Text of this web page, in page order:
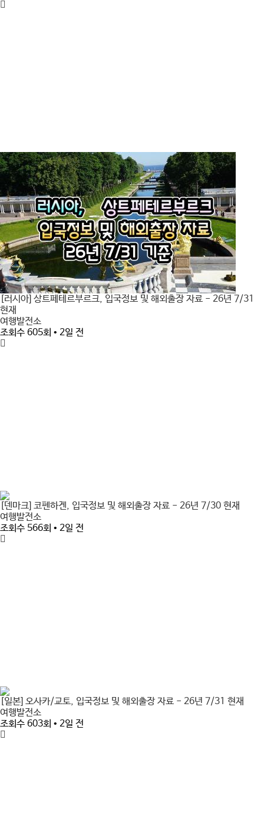
[러시아] 상트페테르부르크, 입국정보 및 해외출장 자료 - 26년 7/31
현재
여행발전소
조회수 605회 • 2일 전
[덴마크] 코펜하겐, 입국정보 및 해외출장 자료 - 26년 7/30 현재
여행발전소
조회수 566회 • 2일 전
[일본] 오사카/교토, 입국정보 및 해외출장 자료 - 26년 7/31 현재
여행발전소
조회수 603회 • 2일 전